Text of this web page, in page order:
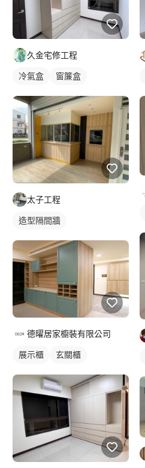
久金宅修工程
冷氣盒 窗簾盒
太子工程
造型隔間牆
德曜居家櫥裝有限公司
展示櫃 玄關櫃